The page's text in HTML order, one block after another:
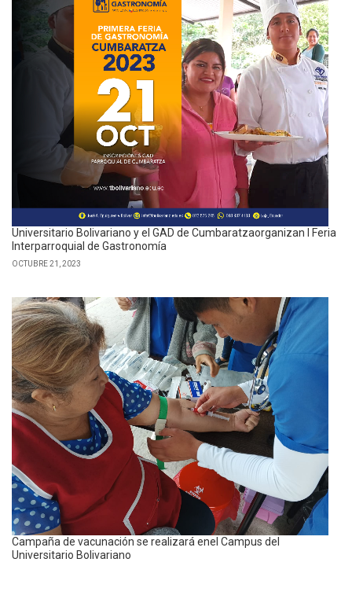
Universitario Bolivariano y el GAD de Cumbaratzaorganizan I Feria
Interparroquial de Gastronomía
OCTUBRE 21, 2023
Campaña de vacunación se realizará enel Campus del
Universitario Bolivariano